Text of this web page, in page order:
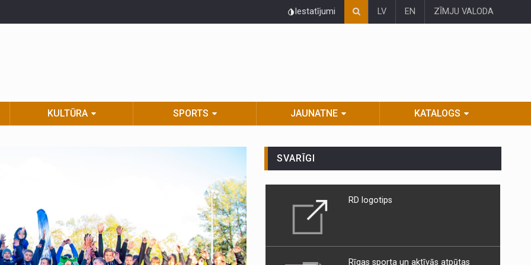
Iestatījumi LV EN ZĪMJU VALODA
KULTŪRA SPORTS JAUNATNE KATALOGS
SVARĪGI
RD logotips
Rīgas sporta un aktīvās atpūtas